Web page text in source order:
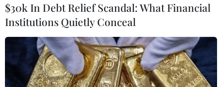
$30k In Debt Relief Scandal: What Financial
Institutions Quietly Conceal